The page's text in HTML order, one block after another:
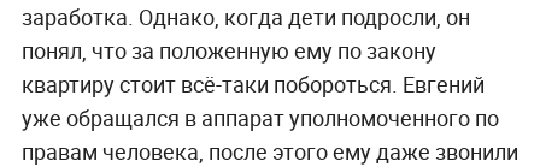
заработка. Однако, когда дети подросли, он
понял, что за положенную ему по закону
квартиру стоит всё-таки побороться. Евгений
уже обращался в аппарат уполномоченного по
правам человека, после этого ему даже звонили